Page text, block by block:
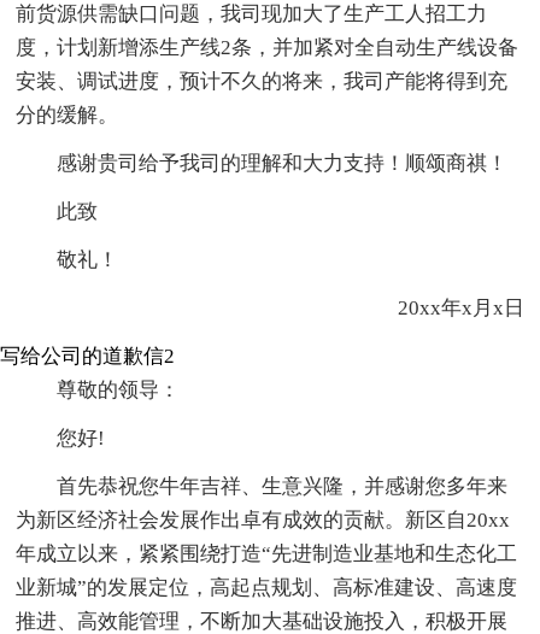
前货源供需缺口问题，我司现加大了生产工人招工力
度，计划新增添生产线2条，并加紧对全自动生产线设备
安装、调试进度，预计不久的将来，我司产能将得到充
分的缓解。
感谢贵司给予我司的理解和大力支持！顺颂商祺！
此致
敬礼！
20xx年x月x日
写给公司的道歉信2
尊敬的领导：
您好!
首先恭祝您牛年吉祥、生意兴隆，并感谢您多年来
为新区经济社会发展作出卓有成效的贡献。新区自20xx
年成立以来，紧紧围绕打造“先进制造业基地和生态化工
业新城”的发展定位，高起点规划、高标准建设、高速度
推进、高效能管理，不断加大基础设施投入，积极开展